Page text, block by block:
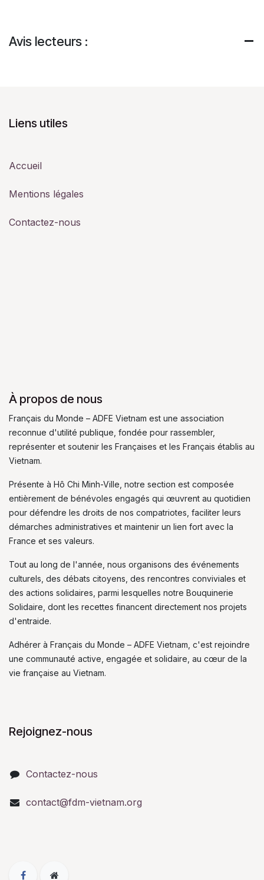
Avis lecteurs :
Liens utiles
Accueil
Mentions légales
Contactez-nous
À propos de nous
Français du Monde – ADFE Vietnam est une association
reconnue d'utilité publique, fondée pour rassembler,
représenter et soutenir les Françaises et les Français établis au
Vietnam.
Présente à Hô Chi Minh-Ville, notre section est composée
entièrement de bénévoles engagés qui œuvrent au quotidien
pour défendre les droits de nos compatriotes, faciliter leurs
démarches administratives et maintenir un lien fort avec la
France et ses valeurs.
Tout au long de l'année, nous organisons des événements
culturels, des débats citoyens, des rencontres conviviales et
des actions solidaires, parmi lesquelles notre Bouquinerie
Solidaire, dont les recettes financent directement nos projets
d'entraide.
Adhérer à Français du Monde – ADFE Vietnam, c'est rejoindre
une communauté active, engagée et solidaire, au cœur de la
vie française au Vietnam.
Rejoignez-nous
Contactez-nous
contact@fdm-vietnam.org